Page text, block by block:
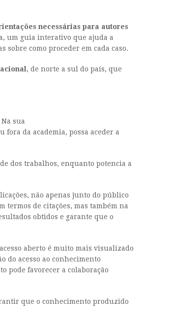
necessárias para autores
um guia interativo que ajuda a
como proceder em cada caso.
, de norte a sul do país, que
sua
da academia, possa aceder a
dos trabalhos, enquanto potencia a
não apenas junto do público
de citações, mas também na
obtidos e garante que o
aberto é muito mais visualizado
do acesso ao conhecimento
pode favorecer a colaboração
que o conhecimento produzido